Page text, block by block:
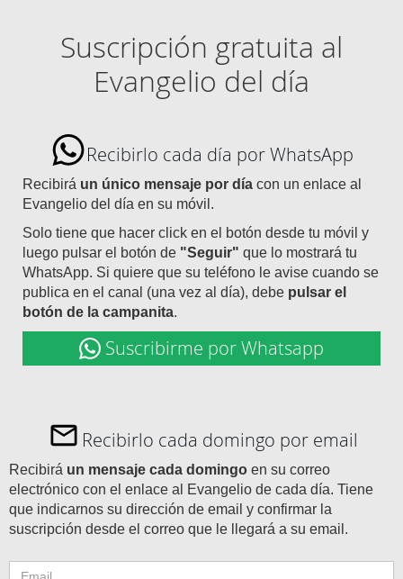
Suscripción gratuita al
Evangelio del día
Recibirlo cada día por WhatsApp
Recibirá un único mensaje por día con un enlace al
Evangelio del día en su móvil.
Solo tiene que hacer click en el botón desde tu móvil y
luego pulsar el botón de "Seguir" que lo mostrará tu
WhatsApp. Si quiere que su teléfono le avise cuando se
publica en el canal (una vez al día), debe pulsar el
botón de la campanita.
Suscribirme por Whatsapp
Recibirlo cada domingo por email
Recibirá un mensaje cada domingo en su correo
electrónico con el enlace al Evangelio de cada día. Tiene
que indicarnos su dirección de email y confirmar la
suscripción desde el correo que le llegará a su email.